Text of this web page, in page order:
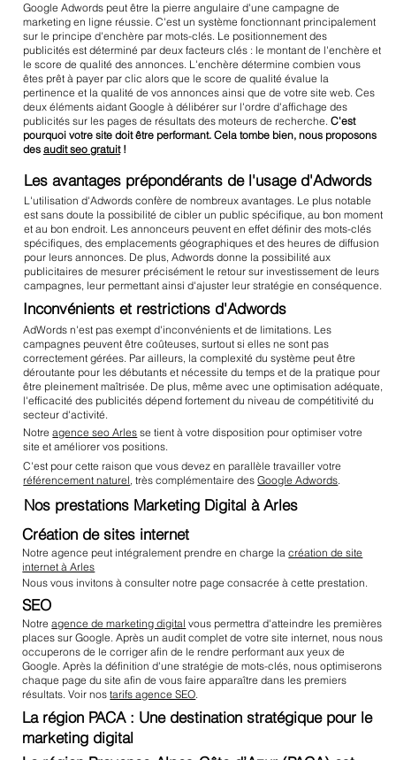
Google Adwords peut être la pierre angulaire d'une campagne de
marketing en ligne réussie. C'est un système fonctionnant principalement
sur le principe d'enchère par mots-clés. Le positionnement des
publicités est déterminé par deux facteurs clés : le montant de l'enchère et
le score de qualité des annonces. L'enchère détermine combien vous
êtes prêt à payer par clic alors que le score de qualité évalue la
pertinence et la qualité de vos annonces ainsi que de votre site web. Ces
deux éléments aidant Google à délibérer sur l'ordre d'affichage des
publicités sur les pages de résultats des moteurs de recherche. C'est
pourquoi votre site doit être performant. Cela tombe bien, nous proposons
des audit seo gratuit!
Les avantages prépondérants de l'usage d'Adwords
L'utilisation d'Adwords confère de nombreux avantages. Le plus notable
est sans doute la possibilité de cibler un public spécifique, au bon moment
et au bon endroit. Les annonceurs peuvent en effet définir des mots-clés
spécifiques, des emplacements géographiques et des heures de diffusion
pour leurs annonces. De plus, Adwords donne la possibilité aux
publicitaires de mesurer précisément le retour sur investissement de leurs
campagnes, leur permettant ainsi d'ajuster leur stratégie en conséquence.
Inconvénients et restrictions d'Adwords
AdWords n'est pas exempt d'inconvénients et de limitations. Les
campagnes peuvent être coûteuses, surtout si elles ne sont pas
correctement gérées. Par ailleurs, la complexité du système peut être
déroutante pour les débutants et nécessite du temps et de la pratique pour
être pleinement maîtrisée. De plus, même avec une optimisation adéquate,
l'efficacité des publicités dépend fortement du niveau de compétitivité du
secteur d'activité.
Notreagence seo Arles se tient à votre disposition pour optimiser votre
site et améliorer vos positions.
C'est pour cette raison que vous devez en parallèle travailler votre
référencement naturel, très complémentaire desGoogle Adwords.
Nos prestations Marketing Digital à Arles
Création de sites internet
Notre agence peut intégralement prendre en charge lacréation de site
internet à Arles
Nous vous invitons à consulter notre page consacrée à cette prestation.
SEO
Notreagence de marketing digital vous permettra d'atteindre les premières
places sur Google. Après un audit complet de votre site internet, nous nous
occuperons de le corriger afin de le rendre performant aux yeux de
Google. Après la définition d'une stratégie de mots-clés, nous optimiserons
chaque page du site afin de vous faire apparaître dans les premiers
résultats. Voir nostarifs agence SEO.
La région PACA : Une destination stratégique pour le
marketing digital